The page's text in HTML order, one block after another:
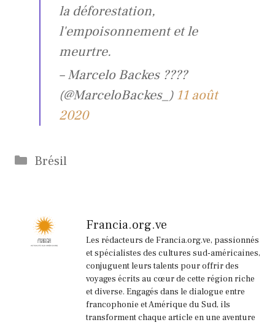
la déforestation,
l'empoisonnement et le
meurtre.
– Marcelo Backes ????
(@MarceloBackes_) 11 août
2020
Catégories
Brésil
Francia.org.ve
Les rédacteurs de Francia.org.ve, passionnés
et spécialistes des cultures sud-américaines,
conjuguent leurs talents pour offrir des
voyages écrits au cœur de cette région riche
et diverse. Engagés dans le dialogue entre
francophonie et Amérique du Sud, ils
transforment chaque article en une aventure